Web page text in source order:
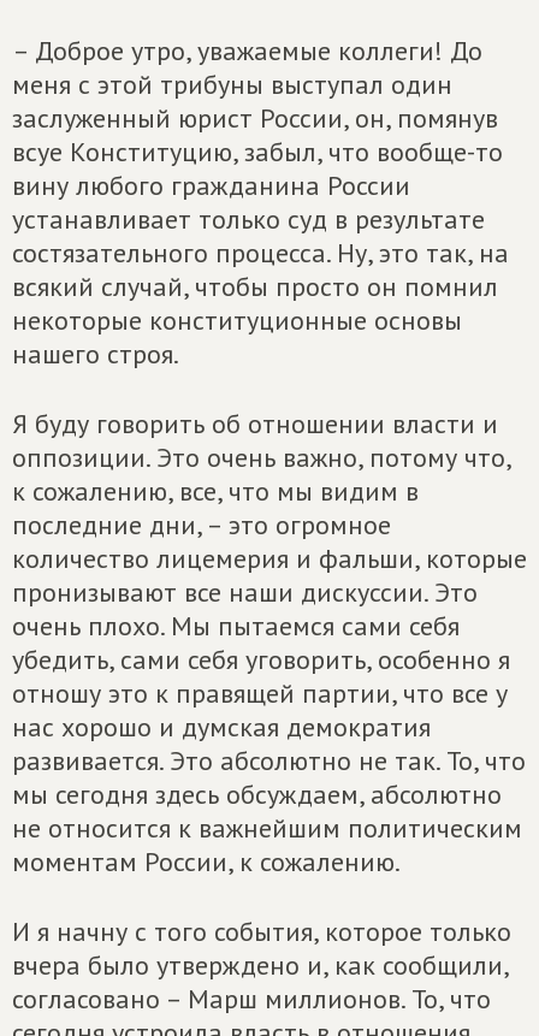
– Доброе утро, уважаемые коллеги! До
меня с этой трибуны выступал один
заслуженный юрист России, он, помянув
всуе Конституцию, забыл, что вообще-то
вину любого гражданина России
устанавливает только суд в результате
состязательного процесса. Ну, это так, на
всякий случай, чтобы просто он помнил
некоторые конституционные основы
нашего строя.
Я буду говорить об отношении власти и
оппозиции. Это очень важно, потому что,
к сожалению, все, что мы видим в
последние дни, – это огромное
количество лицемерия и фальши, которые
пронизывают все наши дискуссии. Это
очень плохо. Мы пытаемся сами себя
убедить, сами себя уговорить, особенно я
отношу это к правящей партии, что все у
нас хорошо и думская демократия
развивается. Это абсолютно не так. То, что
мы сегодня здесь обсуждаем, абсолютно
не относится к важнейшим политическим
моментам России, к сожалению.
И я начну с того события, которое только
вчера было утверждено и, как сообщили,
согласовано – Марш миллионов. То, что